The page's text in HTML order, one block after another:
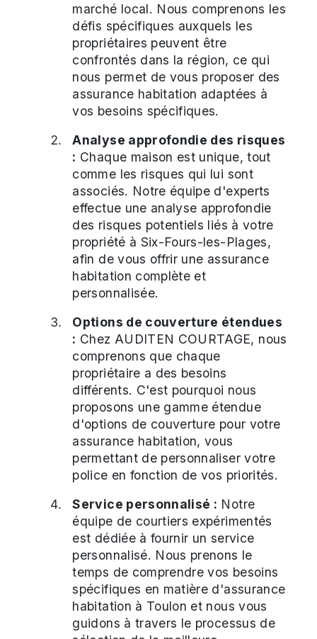
marché local. Nous comprenons les
défis spécifiques auxquels les
propriétaires peuvent être
confrontés dans la région, ce qui
nous permet de vous proposer des
assurance habitation adaptées à
vos besoins spécifiques.
Analyse approfondie des risques
: Chaque maison est unique, tout
comme les risques qui lui sont
associés. Notre équipe d'experts
effectue une analyse approfondie
des risques potentiels liés à votre
propriété à Six-Fours-les-Plages,
afin de vous offrir une assurance
habitation complète et
personnalisée.
Options de couverture étendues
: Chez AUDITEN COURTAGE, nous
comprenons que chaque
propriétaire a des besoins
différents. C'est pourquoi nous
proposons une gamme étendue
d'options de couverture pour votre
assurance habitation, vous
permettant de personnaliser votre
police en fonction de vos priorités.
Service personnalisé : Notre
équipe de courtiers expérimentés
est dédiée à fournir un service
personnalisé. Nous prenons le
temps de comprendre vos besoins
spécifiques en matière d'assurance
habitation à Toulon et nous vous
guidons à travers le processus de